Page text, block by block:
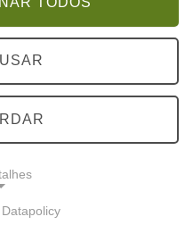
Datapolicy